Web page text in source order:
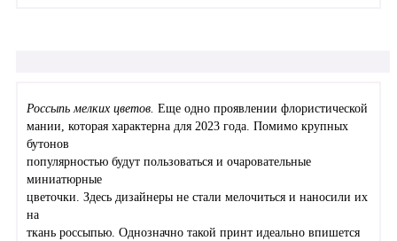
Россыпь мелких цветов. Еще одно проявлении флористической
мании, которая характерна для 2023 года. Помимо крупных
бутонов
популярностью будут пользоваться и очаровательные
миниатюрные
цветочки. Здесь дизайнеры не стали мелочиться и наносили их
на
ткань россыпью. Однозначно такой принт идеально впишется